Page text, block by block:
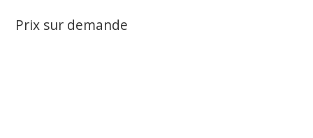
Prix sur demande